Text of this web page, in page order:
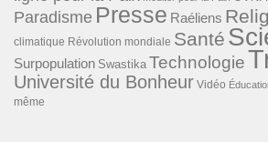
Paradisme Presse Raéliens
climatique Révolution mondiale Santé
Surpopulation Swastika Technologie
Université du Bonheur Vidéo
même